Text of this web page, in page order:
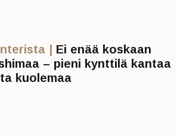
| Ei enää koskaan
– pieni kynttilä kantaa
kuolemaa